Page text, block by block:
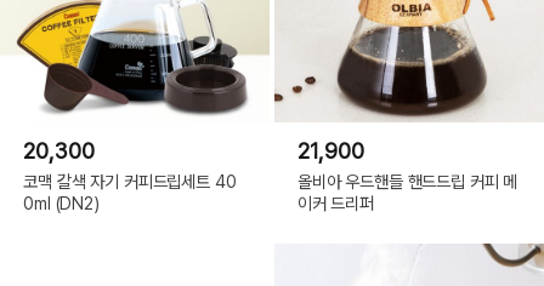
20,300
코맥 갈색 자기 커피드립세트 40
0ml (DN2)
21,900
올비아 우드핸들 핸드드립 커피 메
이커 드리퍼